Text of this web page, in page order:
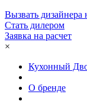
Вызвать дизайнера
Стать дилером
Заявка на расчет
×
Кухонный
О бренде